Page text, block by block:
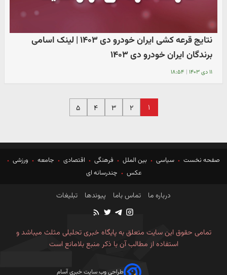
نتایج قرعه کشی ایران خودرو دی ۱۴۰۳ | لینک اسامی
برندگان ایران خودرو دی ۱۴۰۳
۱۱ دی ۱۴۰۳ | ۱۸:۵۴
۱ ۲ ۳ ۴ ۵
صفحه نخست سیاسی بین الملل فرهنگی اقتصادی جامعه
ورزشی
عکس
چندرسانه ای
درباره ما تماس باما پیوندها تبلیغات
تمامی حقوق این سایت متعلق به پایگاه خبری تحلیلی مثلث میباشد و
استفاده از مطالب آن با ذکر منبع بلامانع است
طراحی وب سایت خبری آسام